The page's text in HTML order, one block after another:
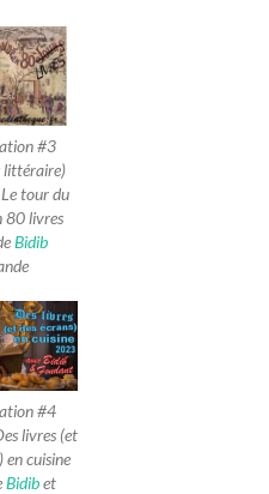
#3
littéraire)
tour du
80 livres
Bidib
#4
livres (et
en cuisine
Bidibet